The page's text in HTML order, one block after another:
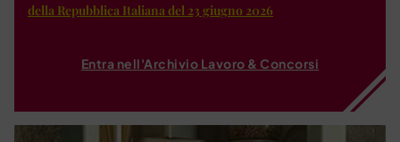
della Repubblica Italiana del 23 giugno 2026
Entra nell'Archivio Lavoro & Concorsi